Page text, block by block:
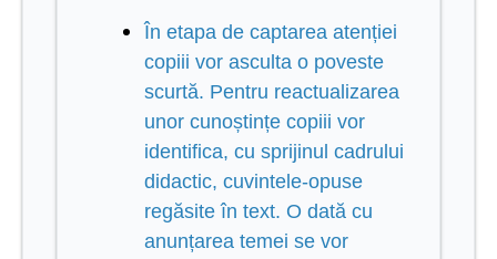
În etapa de captarea atenției
copiii vor asculta o poveste
scurtă. Pentru reactualizarea
unor cunoștințe copiii vor
identifica, cu sprijinul cadrului
didactic, cuvintele-opuse
regăsite în text. O dată cu
anunțarea temei se vor